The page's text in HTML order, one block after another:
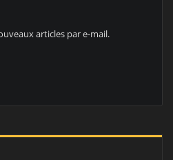
articles par e-mail.